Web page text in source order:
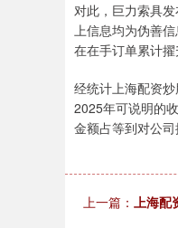
对此，巨力索具
上信息均为伪善
在在手订单累计擢
经统计上海配资
2025年可说明的
金额占等到对公司
上一篇： 上海配